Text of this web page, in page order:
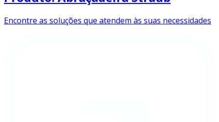
Encontre as soluções que atendem às suas necessidades